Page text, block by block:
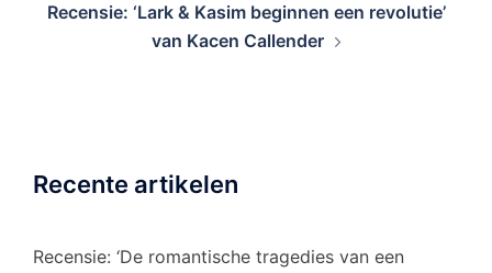
Recensie: ‘Lark & Kasim beginnen een revolutie’
van Kacen Callender
Recente artikelen
Recensie: ‘De romantische tragedies van een